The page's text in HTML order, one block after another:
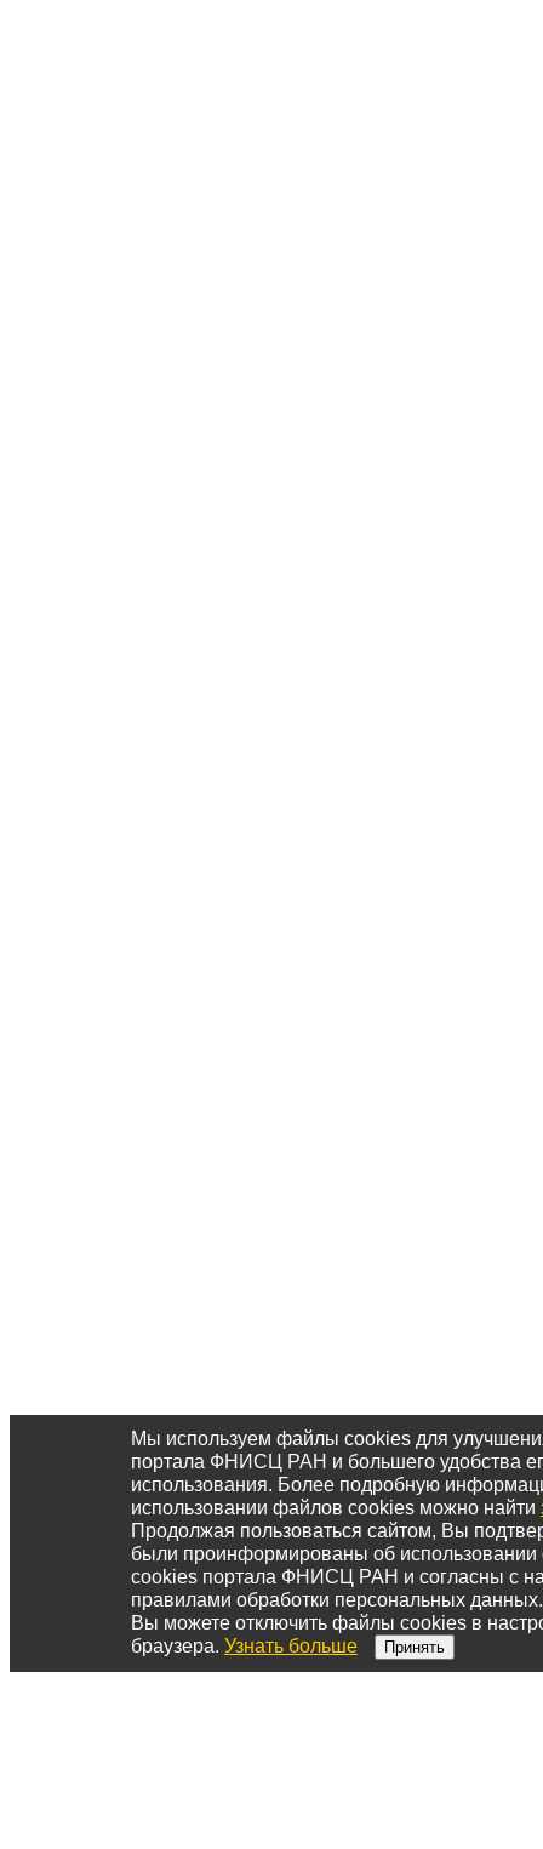
Мы используем файлы cookies для
портала ФНИСЦ РАН и большего удобства
использования. Более подробную
использовании файлов cookies можно найти
Продолжая пользоваться сайтом, Вы
были проинформированы об
cookies портала ФНИСЦ РАН и согласны с
правилами обработки персональных данных.
Вы можете отключить файлы cookies в
браузера. Узнать больше Принять